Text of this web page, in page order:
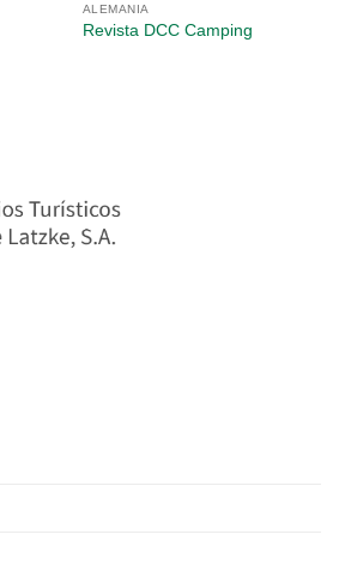
ALEMANIA
Revista DCC Camping